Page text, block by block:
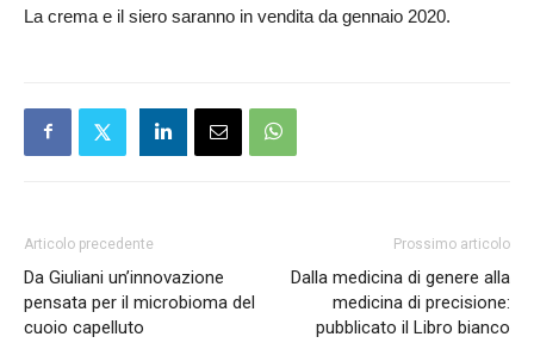
La crema e il siero saranno in vendita da gennaio 2020.
Articolo precedente
Da Giuliani un’innovazione
pensata per il microbioma del
cuoio capelluto
Prossimo articolo
Dalla medicina di genere alla
medicina di precisione:
pubblicato il Libro bianco